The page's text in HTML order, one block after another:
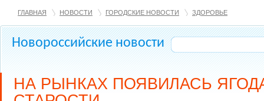
ГЛАВНАЯ НОВОСТИ ГОРОДСКИЕ НОВОСТИ ЗДОРОВЬЕ
Новороссийские новости
НА РЫНКАХ ПОЯВИЛАСЬ